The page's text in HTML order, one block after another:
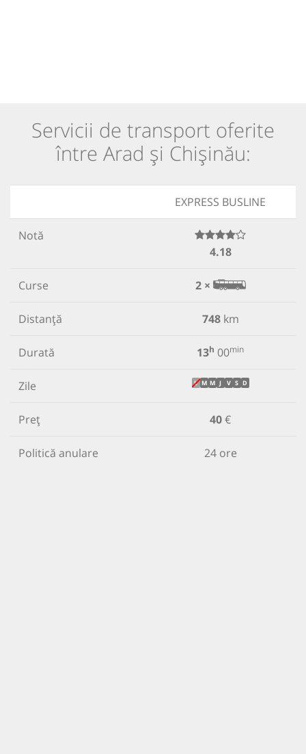
Servicii de transport oferite
între Arad și Chișinău:
EXPRESS BUSLINE
Notă
4.18
Curse 2 ×
Distanță 748km
Durată 13h 00min
Zile L M M J V S D
Preț 40€
Politică anulare 24 ore